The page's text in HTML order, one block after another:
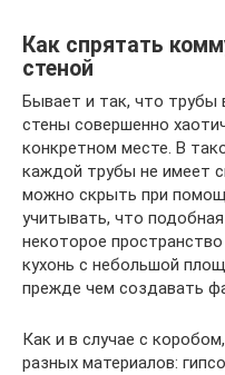
Как спрятать
стеной
Бывает и так, что трубы
стены совершенно
конкретном месте. В
каждой трубы не имеет
можно скрыть при
учитывать, что
некоторое
кухонь с небольшой
прежде чем создавать
Как и в случае с
разных материалов: